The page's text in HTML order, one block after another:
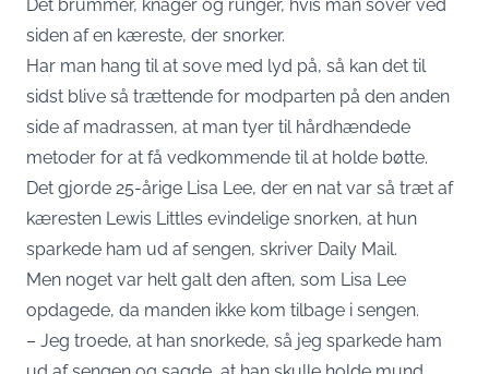
Det brummer, knager og runger, hvis man sover ved
siden af en kæreste, der snorker.
Har man hang til at sove med lyd på, så kan det til
sidst blive så trættende for modparten på den anden
side af madrassen, at man tyer til hårdhændede
metoder for at få vedkommende til at holde bøtte.
Det gjorde 25-årige Lisa Lee, der en nat var så træt af
kæresten Lewis Littles evindelige snorken, at hun
sparkede ham ud af sengen, skriver Daily Mail.
Men noget var helt galt den aften, som Lisa Lee
opdagede, da manden ikke kom tilbage i sengen.
– Jeg troede, at han snorkede, så jeg sparkede ham